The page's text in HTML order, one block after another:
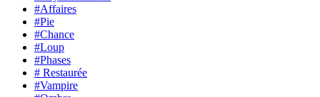
#Affaires
#Pie
#Chance
#Loup
#Phases
# Restaurée
#Vampire